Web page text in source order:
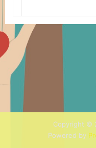
Copyright ©
Powered by